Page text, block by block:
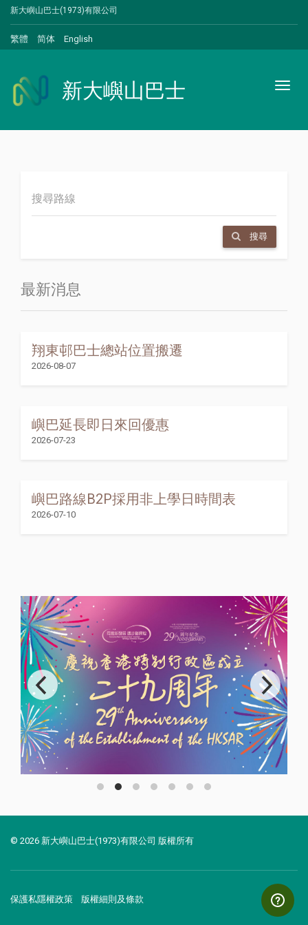
新大嶼山巴士(1973)有限公司
繁體 简体 English
新大嶼山巴士
搜尋
最新消息
翔東邨巴士總站位置搬遷
2026-08-07
嶼巴延長即日來回優惠
2026-07-23
嶼巴路線B2P採用非上學日時間表
2026-07-10
© 2026 新大嶼山巴士(1973)有限公司 版權所有
保護私隱權政策 版權細則及條款